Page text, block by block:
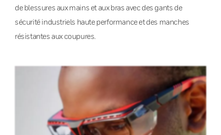
de blessures aux mains et aux bras avec des gants de
sécurité industriels haute performance et des manches
résistantes aux coupures.